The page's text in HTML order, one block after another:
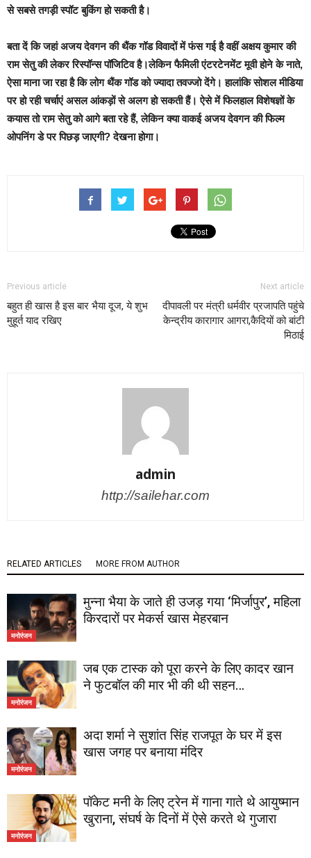
से सबसे तगड़ी स्पॉट बुकिंग हो सकती है।
बता दें कि जहां अजय देवगन की थैंक गॉड विवादों में फंस गई है वहीं अक्षय कुमार की
राम सेतु की लेकर रिस्पॉन्स पॉजिटिव है।लेकिन फैमिली एंटरटेनमेंट मूवी होने के नाते,
ऐसा माना जा रहा है कि लोग थैंक गॉड को ज्यादा तवज्जो देंगे। हालांकि सोशल मीडिया
पर हो रही चर्चाएं असल आंकड़ों से अलग हो सकती हैं। ऐसे में फिलहाल विशेषज्ञों के
कयास तो राम सेतु को आगे बता रहे हैं, लेकिन क्या वाकई अजय देवगन की फिल्म
ओपनिंग डे पर पिछड़ जाएगी? देखना होगा।
Previous article
बहुत ही खास है इस बार भैया दूज, ये शुभ
मुहूर्त याद रखिए
Next article
दीपावली पर मंत्री धर्मवीर प्रजापति पहुंचे
केन्द्रीय कारागार आगरा,कैदियों को बांटी
मिठाई
admin
http://sailehar.com
RELATED ARTICLES MORE FROM AUTHOR
मनोरंजन
मुन्ना भैया के जाते ही उजड़ गया ‘मिर्जापुर’, महिला
किरदारों पर मेकर्स खास मेहरबान
मनोरंजन
जब एक टास्क को पूरा करने के लिए कादर खान
ने फुटबॉल की मार भी की थी सहन…
मनोरंजन
अदा शर्मा ने सुशांत सिंह राजपूत के घर में इस
खास जगह पर बनाया मंदिर
मनोरंजन
पॉकेट मनी के लिए ट्रेन में गाना गाते थे आयुष्मान
खुराना, संघर्ष के दिनों में ऐसे करते थे गुजारा